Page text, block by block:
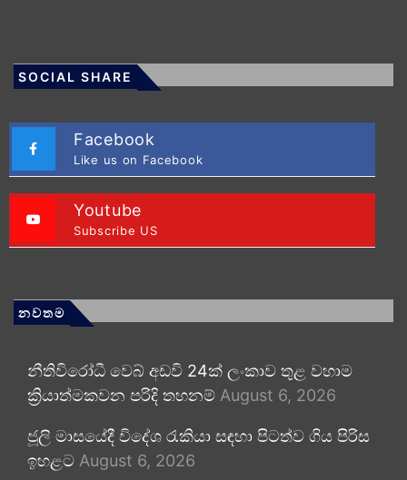
SOCIAL SHARE
Facebook
Like us on Facebook
Youtube
Subscribe US
නවතම
නීතිවිරෝධී වෙබ් අඩවි 24ක් ලංකාව තුළ වහාම
ක්‍රියාත්මකවන පරිදි තහනම් August 6, 2026
ජූලි මාසයේදී විදේශ රැකියා සඳහා පිටත්ව ගිය පිරිස
ඉහළට August 6, 2026